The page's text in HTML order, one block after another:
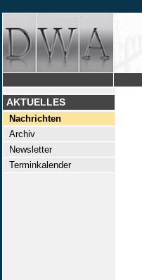
AKTUELLES
Nachrichten
Archiv
Newsletter
Terminkalender